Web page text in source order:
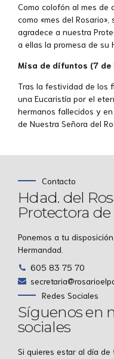
Como colofón al mes de
como «mes del
agradece a nuestra
a ellas la promesa de su
Misa de difuntos (7 de
Tras la festividad de los
una Eucaristía por el
hermanos fallecidos y
de Nuestra Señora del
Contacto
Hdad. del
Protectora de
Ponemos a tu
Hermandad.
605 83 75 70
Redes Sociales
Síguenos en
sociales
Si quieres estar al día